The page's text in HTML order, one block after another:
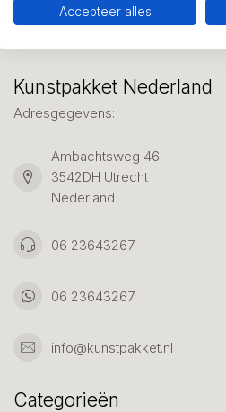
Kunstpakket Nederland
Adresgegevens:
Ambachtsweg 46
3542DH Utrecht
Nederland
06 23643267
06 23643267
info@kunstpakket.nl
Categorieën
Accepteer alles